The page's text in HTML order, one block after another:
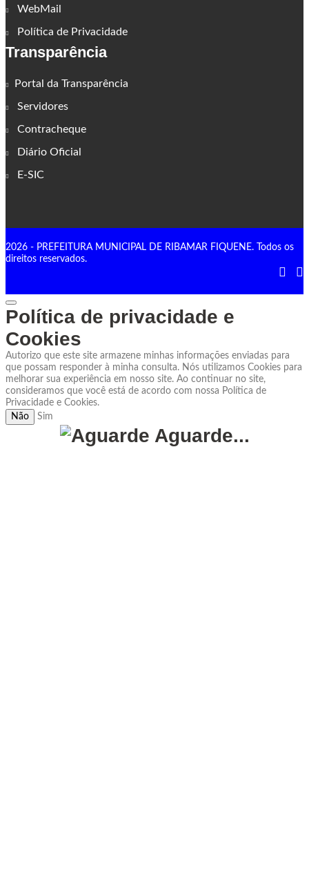
WebMail
Política de Privacidade
Transparência
Portal da Transparência
Servidores
Contracheque
Diário Oficial
E-SIC
2026 - PREFEITURA MUNICIPAL DE RIBAMAR FIQUENE. Todos os
direitos reservados.
Política de privacidade e
Cookies
Autorizo que este site armazene minhas informações enviadas para
que possam responder à minha consulta. Nós utilizamos Cookies para
melhorar sua experiência em nosso site. Ao continuar no site,
consideramos que você está de acordo com nossa Política de
Privacidade e Cookies.
Não
Sim
Aguarde...